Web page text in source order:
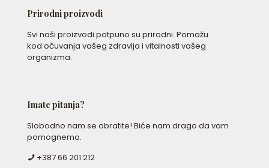
Prirodni proizvodi
Svi naši proizvodi potpuno su prirodni. Pomažu
kod očuvanja vašeg zdravlja i vitalnosti vašeg
organizma.
Imate pitanja?
Slobodno nam se obratite! Biće nam drago da vam
pomognemo.
+387 66 201 212